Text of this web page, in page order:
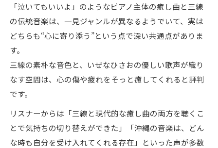
「泣いてもいいよ」のようなピアノ主体の癒し曲と三線
の伝統音楽は、一見ジャンルが異なるようでいて、実は
どちらも“心に寄り添う”という点で深い共通点がありま
す。
三線の素朴な音色と、いぜなひさおの優しい歌声が織り
なす空間は、心の傷や疲れをそっと癒してくれると評判
です。
リスナーからは「三線と現代的な癒し曲の両方を聴くこ
とで気持ちの切り替えができた」「沖縄の音楽は、どん
な時も自分を受け入れてくれる存在」といった声が多数